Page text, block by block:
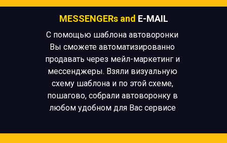
MESSENGERs and E-MAIL
С помощью шаблона автоворонки
Вы сможете автоматизированно
продавать через мейл-маркетинг и
мессенджеры. Взяли визуальную
схему шаблона и по этой схеме,
пошагово, собрали автоворонку в
любом удобном для Вас сервисе